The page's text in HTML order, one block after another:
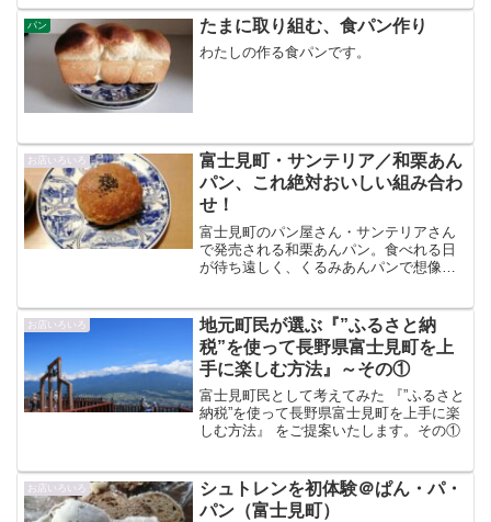
パン たまに取り組む、食パン作り
わたしの作る食パンです。
お店いろいろ
富士見町・サンテリア／和栗あん
パン、これ絶対おいしい組み合わ
せ！
富士見町のパン屋さん・サンテリアさん
で発売される和栗あんパン。食べれる日
が待ち遠しく、くるみあんパンで想像し
お店いろいろ
地元町民が選ぶ『”ふるさと納
税”を使って長野県富士見町を上
手に楽しむ方法』～その①
富士見町民として考えてみた 『”ふるさと
納税”を使って長野県富士見町を上手に楽
しむ方法』 をご提案いたします。その①
お店いろいろ
シュトレンを初体験＠ぱん・パ・
パン（富士見町）